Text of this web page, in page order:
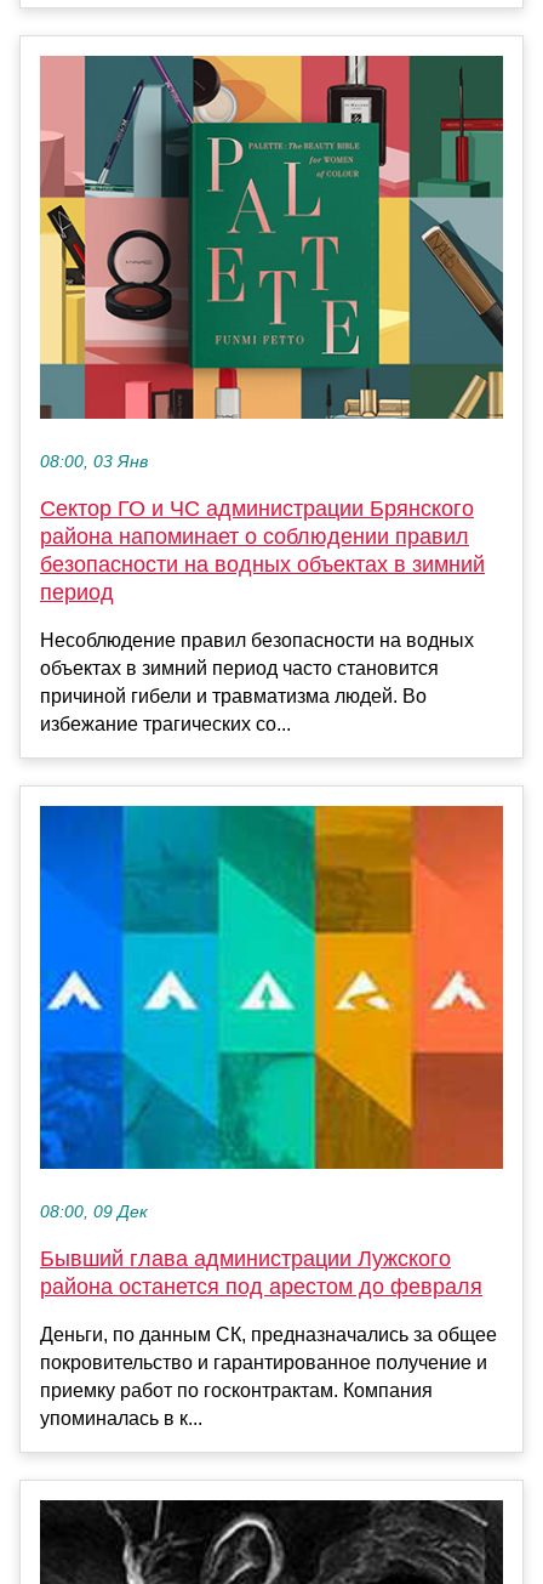
08:00, 03 Янв
Сектор ГО и ЧС администрации Брянского
района напоминает о соблюдении правил
безопасности на водных объектах в зимний
период
Несоблюдение правил безопасности на водных
объектах в зимний период часто становится
причиной гибели и травматизма людей. Во
избежание трагических со...
08:00, 09 Дек
Бывший глава администрации Лужского
района останется под арестом до февраля
Деньги, по данным СК, предназначались за общее
покровительство и гарантированное получение и
приемку работ по госконтрактам. Компания
упоминалась в к...